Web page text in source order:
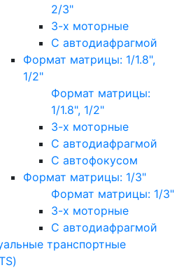
2/3"
3-х моторные
С автодиафрагмой
Формат матрицы: 1/1.8",
1/2"
Формат матрицы:
1/1.8", 1/2"
3-х моторные
С автодиафрагмой
С автофокусом
Формат матрицы: 1/3"
Формат матрицы: 1/3"
3-х моторные
С автодиафрагмой
транспортные